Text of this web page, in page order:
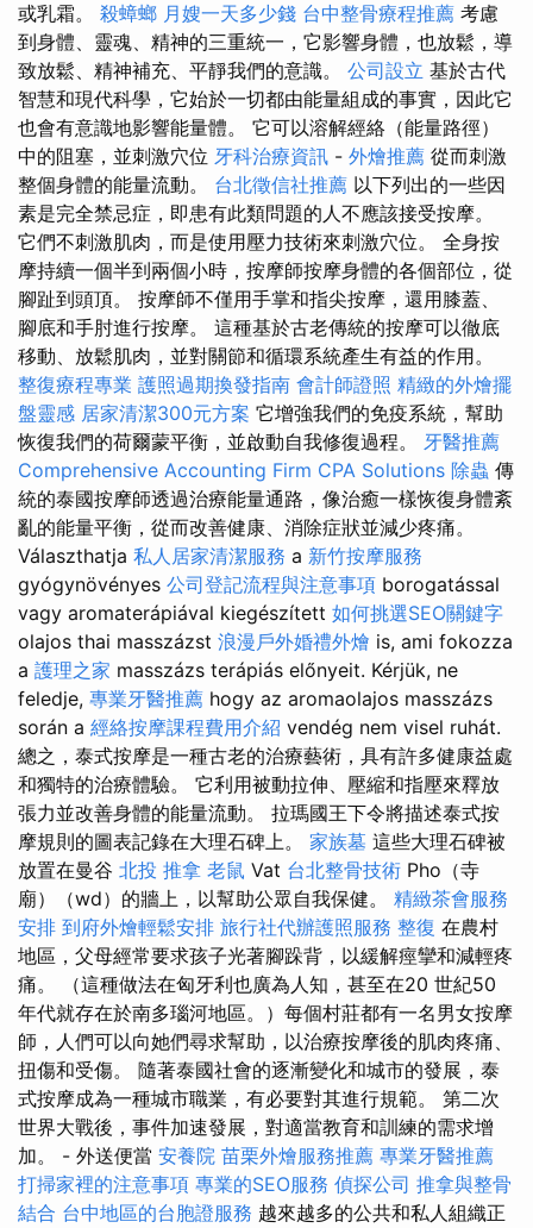
或乳霜。 殺蟑螂 月嫂一天多少錢 台中整骨療程推薦 考慮
到身體、靈魂、精神的三重統一，它影響身體，也放鬆，導
致放鬆、精神補充、平靜我們的意識。 公司設立 基於古代
智慧和現代科學，它始於一切都由能量組成的事實，因此它
也會有意識地影響能量體。 它可以溶解經絡（能量路徑）
中的阻塞，並刺激穴位 牙科治療資訊 - 外燴推薦 從而刺激
整個身體的能量流動。 台北徵信社推薦 以下列出的一些因
素是完全禁忌症，即患有此類問題的人不應該接受按摩。
它們不刺激肌肉，而是使用壓力技術來刺激穴位。 全身按
摩持續一個半到兩個小時，按摩師按摩身體的各個部位，從
腳趾到頭頂。 按摩師不僅用手掌和指尖按摩，還用膝蓋、
腳底和手肘進行按摩。 這種基於古老傳統的按摩可以徹底
移動、放鬆肌肉，並對關節和循環系統產生有益的作用。
整復療程專業 護照過期換發指南 會計師證照 精緻的外燴擺
盤靈感 居家清潔300元方案 它增強我們的免疫系統，幫助
恢復我們的荷爾蒙平衡，並啟動自我修復過程。 牙醫推薦
Comprehensive Accounting Firm CPA Solutions 除蟲 傳
統的泰國按摩師透過治療能量通路，像治癒一樣恢復身體紊
亂的能量平衡，從而改善健康、消除症狀並減少疼痛。
Választhatja 私人居家清潔服務 a 新竹按摩服務
gyógynövényes 公司登記流程與注意事項 borogatással
vagy aromaterápiával kiegészített 如何挑選SEO關鍵字
olajos thai masszázst 浪漫戶外婚禮外燴 is, ami fokozza
a 護理之家 masszázs terápiás előnyeit. Kérjük, ne
feledje, 專業牙醫推薦 hogy az aromaolajos masszázs
során a 經絡按摩課程費用介紹 vendég nem visel ruhát.
總之，泰式按摩是一種古老的治療藝術，具有許多健康益處
和獨特的治療體驗。 它利用被動拉伸、壓縮和指壓來釋放
張力並改善身體的能量流動。 拉瑪國王下令將描述泰式按
摩規則的圖表記錄在大理石碑上。 家族墓 這些大理石碑被
放置在曼谷 北投 推拿 老鼠 Vat 台北整骨技術 Pho（寺
廟）（wd）的牆上，以幫助公眾自我保健。 精緻茶會服務
安排 到府外燴輕鬆安排 旅行社代辦護照服務 整復 在農村
地區，父母經常要求孩子光著腳跺背，以緩解痙攣和減輕疼
痛。 （這種做法在匈牙利也廣為人知，甚至在20 世紀50
年代就存在於南多瑙河地區。）每個村莊都有一名男女按摩
師，人們可以向她們尋求幫助，以治療按摩後的肌肉疼痛、
扭傷和受傷。 隨著泰國社會的逐漸變化和城市的發展，泰
式按摩成為一種城市職業，有必要對其進行規範。 第二次
世界大戰後，事件加速發展，對適當教育和訓練的需求增
加。 - 外送便當 安養院 苗栗外燴服務推薦 專業牙醫推薦
打掃家裡的注意事項 專業的SEO服務 偵探公司 推拿與整骨
結合 台中地區的台胞證服務 越來越多的公共和私人組織正